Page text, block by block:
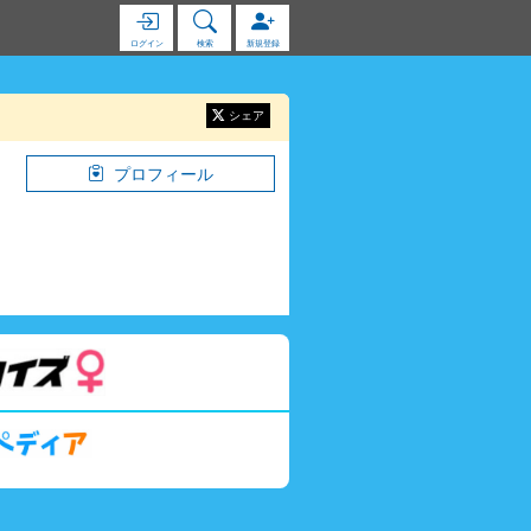
ログイン 検索 新規登録
シェア
プロフィール